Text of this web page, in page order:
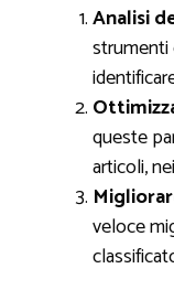
Analisi
queste
articoli,
veloce